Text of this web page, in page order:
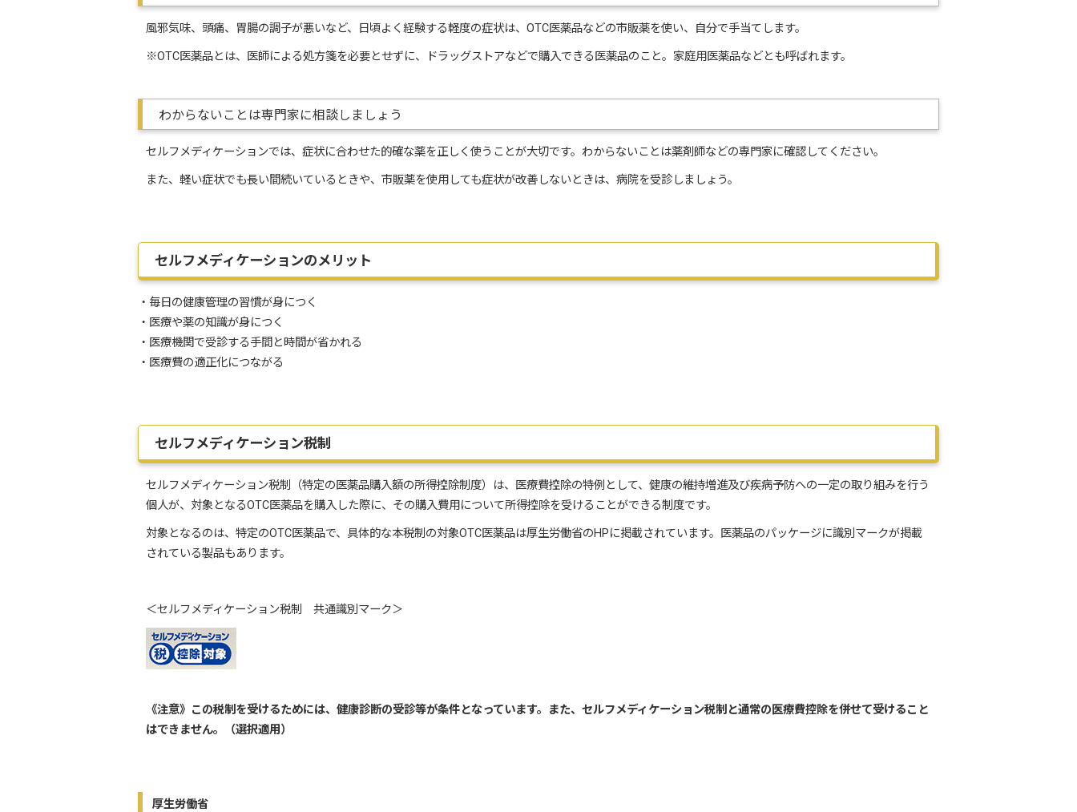
風邪気味、頭痛、胃腸の調子が悪いなど、日頃よく経験する軽度の症状は、OTC医薬品などの市販薬を使い、自分で手当てします。
※OTC医薬品とは、医師による処方箋を必要とせずに、ドラッグストアなどで購入できる医薬品のこと。家庭用医薬品などとも呼ばれます。
わからないことは専門家に相談しましょう
セルフメディケーションでは、症状に合わせた的確な薬を正しく使うことが大切です。わからないことは薬剤師などの専門家に確認してください。
また、軽い症状でも長い間続いているときや、市販薬を使用しても症状が改善しないときは、病院を受診しましょう。
セルフメディケーションのメリット
・毎日の健康管理の習慣が身につく
・医療や薬の知識が身につく
・医療機関で受診する手間と時間が省かれる
・医療費の適正化につながる
セルフメディケーション税制
セルフメディケーション税制（特定の医薬品購入額の所得控除制度）は、医療費控除の特例として、健康の維持増進及び疾病予防への一定の取り組みを行う
個人が、対象となるOTC医薬品を購入した際に、その購入費用について所得控除を受けることができる制度です。
対象となるのは、特定のOTC医薬品で、具体的な本税制の対象OTC医薬品は厚生労働省のHPに掲載されています。医薬品のパッケージに識別マークが掲載
されている製品もあります。
＜セルフメディケーション税制 共通識別マーク＞
《注意》この税制を受けるためには、健康診断の受診等が条件となっています。
また、セルフメディケーション税制と通常の医療費控除を併せて受けること
はできません。（選択適用）
厚生労働省